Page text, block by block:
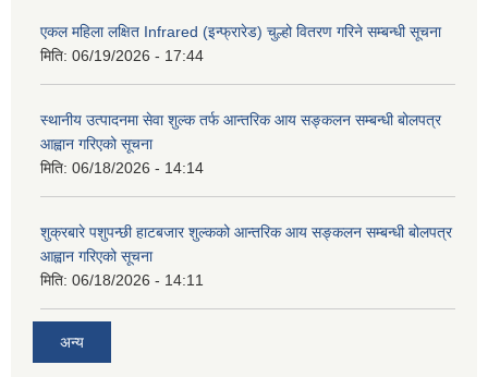
एकल महिला लक्षित Infrared (इन्फ्रारेड) चुल्हो वितरण गरिने सम्बन्धी सूचना
मिति: 06/19/2026 - 17:44
स्थानीय उत्पादनमा सेवा शुल्क तर्फ आन्तरिक आय सङ्कलन सम्बन्धी बोलपत्र
आह्वान गरिएको सूचना
मिति: 06/18/2026 - 14:14
शुक्रबारे पशुपन्छी हाटबजार शुल्कको आन्तरिक आय सङ्कलन सम्बन्धी बोलपत्र
आह्वान गरिएको सूचना
मिति: 06/18/2026 - 14:11
अन्य